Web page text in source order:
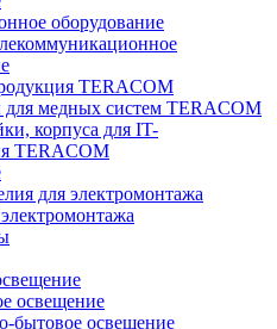
оборудование
TERACOM
медных систем TERACOM
корпуса для IT-
TERACOM
для электромонтажа
освещение
бытовое освещение